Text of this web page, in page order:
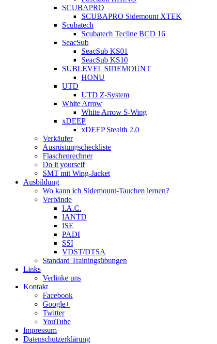
SCUBAPRO
SCUBAPRO Sidemount XTEK
Scubatech
Scubatech Tecline BCD 16
SeacSub
SeacSub KS01
SeacSub KS10
SUBLEVEL SIDEMOUNT
HONU
UTD
UTD Z-System
White Arrow
White Arrow S-Wing
xDEEP
xDEEP Stealth 2.0
Verkäufer
Ausrüstungscheckliste
Flaschenrechner
Do it yourself
SMT mit Wing-Jacket
Ausbildung
Wo kann ich Sidemount-Tauchen lernen?
Verbände
I.A.C.
IANTD
ISE
PADI
SSI
VDST/DTSA
Standard Trainingsübungen
Links
Verlinke uns
Kontakt
Facebook
Google+
Twitter
YouTube
Impressum
Datenschutzerklärung